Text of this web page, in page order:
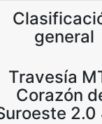
general
Travesía
Corazón
2.0